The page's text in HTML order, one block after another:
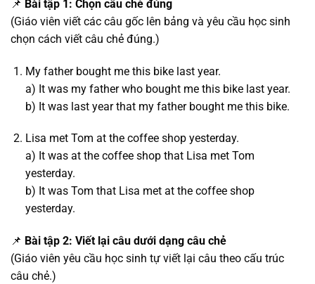
📌 Bài tập 1: Chọn câu chẻ đúng
(Giáo viên viết các câu gốc lên bảng và yêu cầu học sinh
chọn cách viết câu chẻ đúng.)
My father bought me this bike last year.
a) It was my father who bought me this bike last year.
b) It was last year that my father bought me this bike.
Lisa met Tom at the coffee shop yesterday.
a) It was at the coffee shop that Lisa met Tom
yesterday.
b) It was Tom that Lisa met at the coffee shop
yesterday.
📌 Bài tập 2: Viết lại câu dưới dạng câu chẻ
(Giáo viên yêu cầu học sinh tự viết lại câu theo cấu trúc
câu chẻ.)